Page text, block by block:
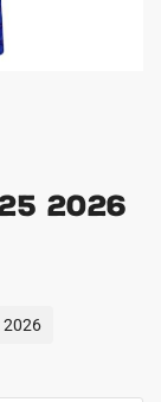
2026
2026